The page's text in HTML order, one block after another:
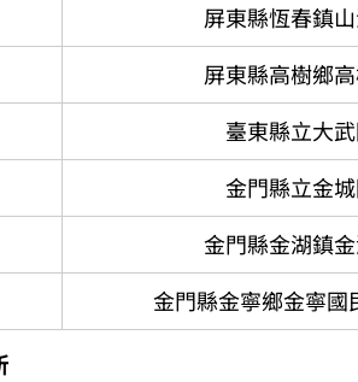
屏東縣恆春鎮
屏東縣高樹鄉
臺東縣立大
金門縣立金
金門縣金湖鎮
金門縣金寧鄉金寧國